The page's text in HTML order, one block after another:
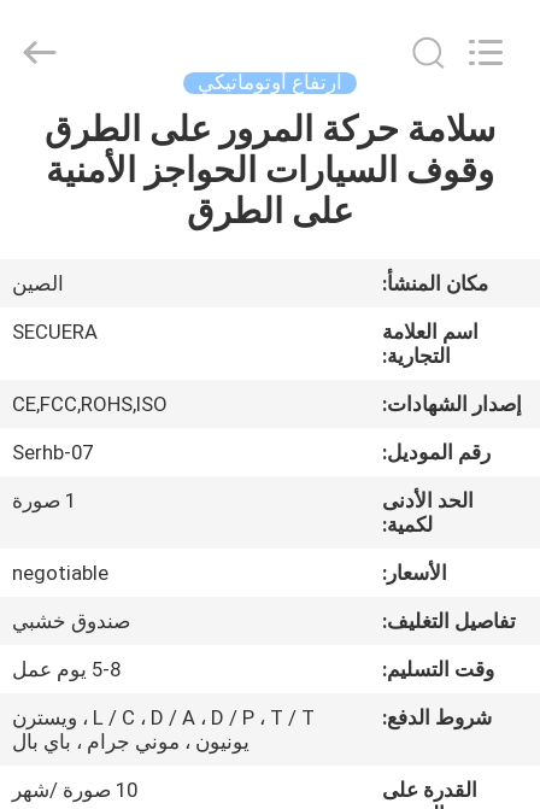
مسكن
معلومات
جولة
المعمل
مراقبة
الجودة
اتصل
اطلب
Reserved.
ارتفاع أوتوماتيكي
سلامة حركة المرور على الطرق
وقوف السيارات الحواجز الأمنية
على الطرق
مكان المنشأ:
الصين
اسم العلامة
التجارية:
SECUERA
إصدار الشهادات:
CE,FCC,ROHS,ISO
رقم الموديل:
Serhb-07
الحد الأدنى
لكمية:
1 صورة
الأسعار:
negotiable
تفاصيل التغليف:
صندوق خشبي
وقت التسليم:
5-8 يوم عمل
شروط الدفع:
L / C ، D / A ، D / P ، T / T ، ويسترن
يونيون ، موني جرام ، باي بال
القدرة على
10 صورة /شهر